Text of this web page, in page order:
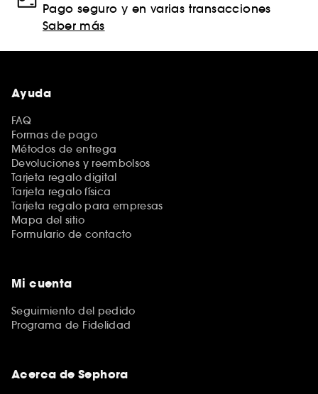
Pago seguro y en varias transacciones
Saber más
Ayuda
FAQ
Formas de pago
Métodos de entrega
Devoluciones y reembolsos
Tarjeta regalo digital
Tarjeta regalo física
Tarjeta regalo para empresas
Mapa del sitio
Formulario de contacto
Mi cuenta
Seguimiento del pedido
Programa de Fidelidad
Acerca de Sephora